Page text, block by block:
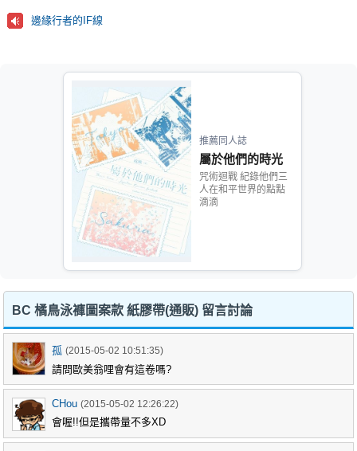
邊緣行者的IF線
推薦同人誌
屬於他們的時光
咒術迴戰 紀錄他們三
人在和平世界的點點
滴滴
BC 橘鳥泳褲圖案款 紙膠帶(通販) 留言討論
孤 (2015-05-02 10:51:35)
請問歐美翁哩會有這卷嗎?
CHou (2015-05-02 12:26:22)
會喔!!但是攜帶量不多XD